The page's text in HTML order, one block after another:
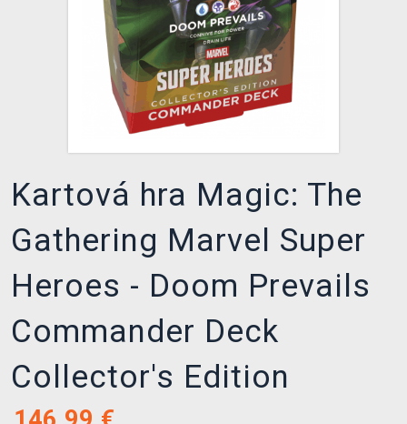
Kartová hra Magic: The
Gathering Marvel Super
Heroes - Doom Prevails
Commander Deck
Collector's Edition